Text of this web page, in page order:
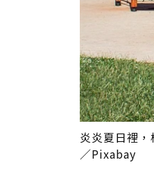
炎炎夏日裡
／Pixabay